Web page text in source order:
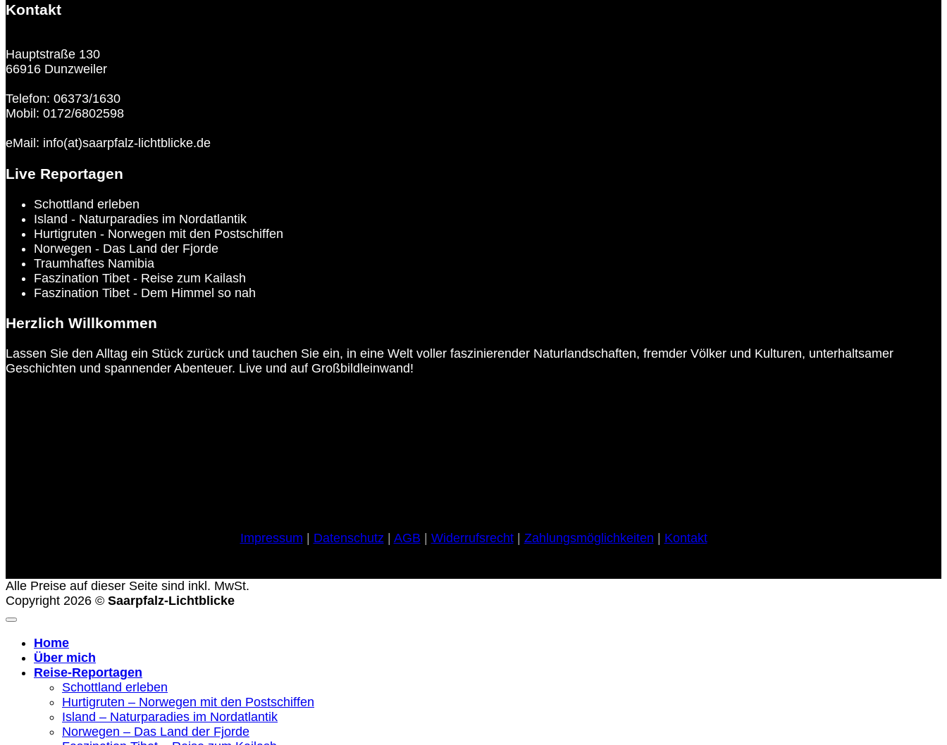
Kontakt
Hauptstraße 130
66916 Dunzweiler
Telefon: 06373/1630
Mobil: 0172/6802598
eMail: info(at)saarpfalz-lichtblicke.de
Live Reportagen
Schottland erleben
Island - Naturparadies im Nordatlantik
Hurtigruten - Norwegen mit den Postschiffen
Norwegen - Das Land der Fjorde
Traumhaftes Namibia
Faszination Tibet - Reise zum Kailash
Faszination Tibet - Dem Himmel so nah
Herzlich Willkommen
Lassen Sie den Alltag ein Stück zurück und tauchen Sie ein, in eine Welt voller faszinierender Naturlandschaften, fremder Völker und Kulturen, unterhaltsamer
Geschichten und spannender Abenteuer. Live und auf Großbildleinwand!
Impressum | Datenschutz | AGB | Widerrufsrecht| Zahlungsmöglichkeiten | Kontakt
Alle Preise auf dieser Seite sind inkl. MwSt.
Copyright 2026 © Saarpfalz-Lichtblicke
Home
Über mich
Reise-Reportagen
Schottland erleben
Hurtigruten – Norwegen mit den Postschiffen
Island – Naturparadies im Nordatlantik
Norwegen – Das Land der Fjorde